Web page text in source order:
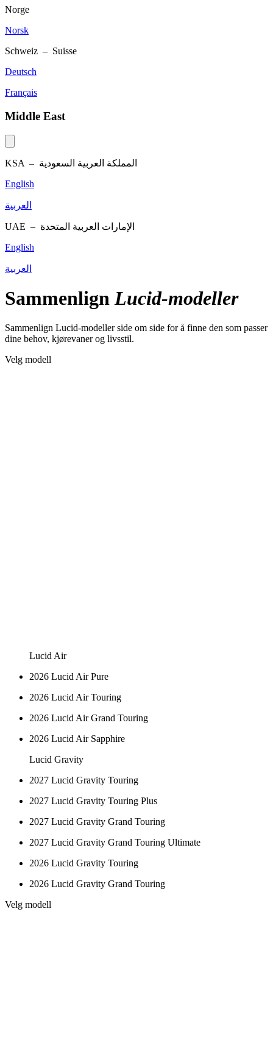
Norge
Norsk
Schweiz – Suisse
Deutsch
Français
Middle East
KSA – المملكة العربية السعودية
English
العربية
UAE – الإمارات العربية المتحدة
English
العربية
Sammenlign Lucid-modeller
Sammenlign Lucid-modeller side om side for å finne den som passer
dine behov, kjørevaner og livsstil.
Velg modell
Lucid Air
2026 Lucid Air Pure
2026 Lucid Air Touring
2026 Lucid Air Grand Touring
2026 Lucid Air Sapphire
Lucid Gravity
2027 Lucid Gravity Touring
2027 Lucid Gravity Touring Plus
2027 Lucid Gravity Grand Touring
2027 Lucid Gravity Grand Touring Ultimate
2026 Lucid Gravity Touring
2026 Lucid Gravity Grand Touring
Velg modell